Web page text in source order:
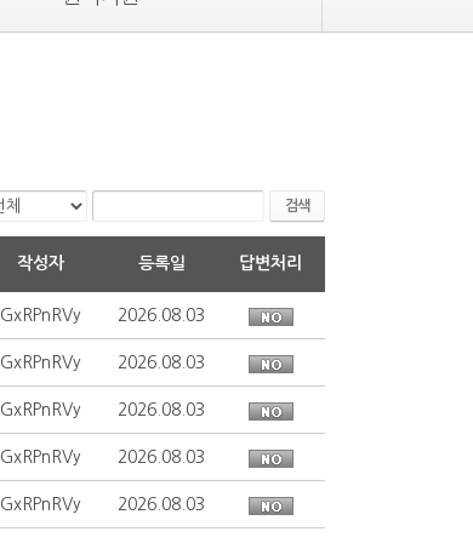
검색
작성자 등록일 답변처리
GxRPnRVy 2026.08.03
GxRPnRVy 2026.08.03
GxRPnRVy 2026.08.03
GxRPnRVy 2026.08.03
GxRPnRVy 2026.08.03